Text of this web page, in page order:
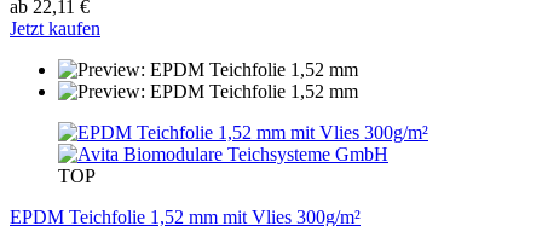
ab 22,11 €
Jetzt kaufen
TOP
EPDM Teichfolie 1,52 mm mit Vlies 300g/m²